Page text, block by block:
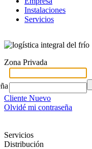
Instalaciones
Servicios
logística integral del frío
Zona Privada
Cliente Nuevo
Olvidé mi contraseña
Servicios
Distribución